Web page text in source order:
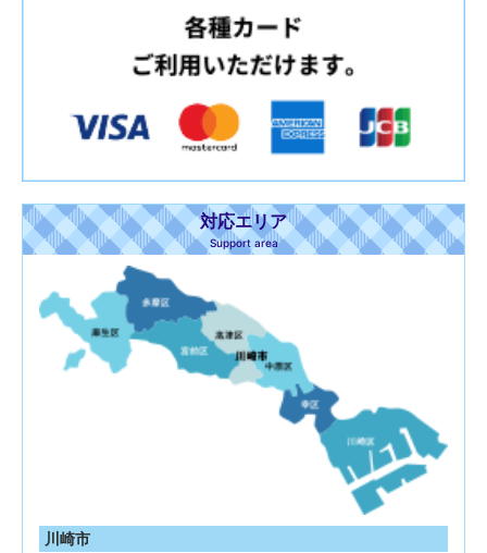
対応エリア
Support area
川崎市